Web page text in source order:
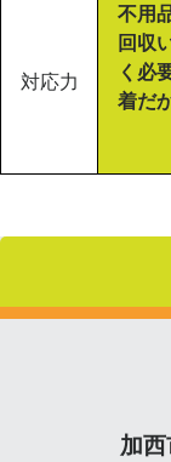
対応力
不用
回収
く必
着だ
加